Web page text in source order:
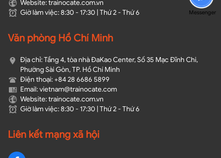
Website: trainocate.com.vn
Giờ làm việc: 8:30 - 17:30 | Thứ 2 - Thứ 6
Văn phòng Hồ Chí Minh
Địa chỉ: Tầng 4, tòa nhà ĐaKao Center, Số 35 Mạc Đĩnh Chi,
Phường Sài Gòn, TP. Hồ Chí Minh
Điện thoại: +84 28 6686 5899
Email: vietnam@trainocate.com​
Website: trainocate.com.vn
Giờ làm việc: 8:30 - 17:30 | Thứ 2 - Thứ 6
Liên kết mạng xã hội
Messenger